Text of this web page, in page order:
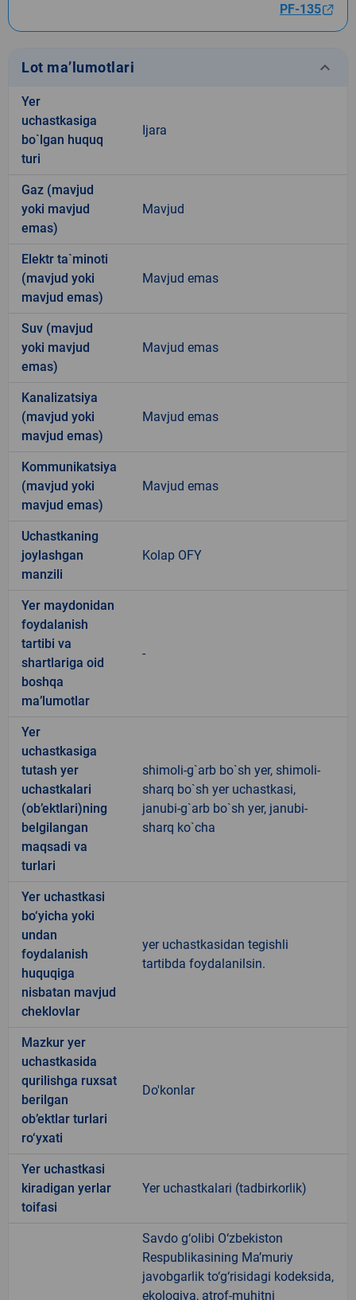
PF-135
Lot ma’lumotlari keyboard_arrow_down
Yer
uchastkasiga
bo`lgan huquq
turi
Ijara
Gaz (mavjud
yoki mavjud
emas)
Mavjud
Elektr ta`minoti
(mavjud yoki
mavjud emas)
Mavjud emas
Suv (mavjud
yoki mavjud
emas)
Mavjud emas
Kanalizatsiya
(mavjud yoki
mavjud emas)
Mavjud emas
Kommunikatsiya
(mavjud yoki
mavjud emas)
Mavjud emas
Uchastkaning
joylashgan
manzili
Kolap OFY
Yer maydonidan
foydalanish
tartibi va
shartlariga oid
boshqa
ma’lumotlar
-
Yer
uchastkasiga
tutash yer
uchastkalari
(ob’ektlari)ning
belgilangan
maqsadi va
turlari
shimoli-g`arb bo`sh yer, shimoli-
sharq bo`sh yer uchastkasi,
janubi-g`arb bo`sh yer, janubi-
sharq ko`cha
Yer uchastkasi
bo‘yicha yoki
undan
foydalanish
huquqiga
nisbatan mavjud
cheklovlar
yer uchastkasidan tegishli
tartibda foydalanilsin.
Mazkur yer
uchastkasida
qurilishga ruxsat
berilgan
ob’ektlar turlari
ro‘yxati
Do'konlar
Yer uchastkasi
kiradigan yerlar
toifasi
Yer uchastkalari (tadbirkorlik)
Savdo g‘olibi O‘zbekiston
Respublikasining Ma’muriy
javobgarlik to‘g‘risidagi kodeksida,
ekologiya, atrof-muhitni